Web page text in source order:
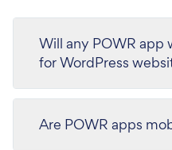
Will any POWR app
for WordPress
Are POWR apps